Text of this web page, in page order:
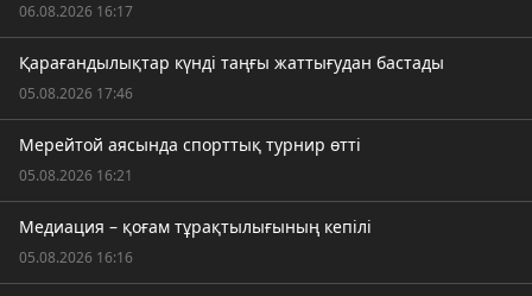
06.08.2026 16:17
Қарағандылықтар күнді таңғы жаттығудан бастады
05.08.2026 17:46
Мерейтой аясында спорттық турнир өтті
05.08.2026 16:21
Медиация – қоғам тұрақтылығының кепілі
05.08.2026 16:16